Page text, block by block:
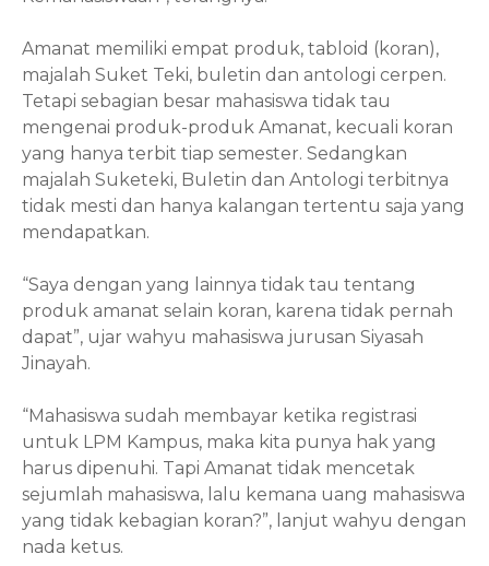
Amanat memiliki empat produk, tabloid (koran),
majalah Suket Teki, buletin dan antologi cerpen.
Tetapi sebagian besar mahasiswa tidak tau
mengenai produk-produk Amanat, kecuali koran
yang hanya terbit tiap semester. Sedangkan
majalah Suketeki, Buletin dan Antologi terbitnya
tidak mesti dan hanya kalangan tertentu saja yang
mendapatkan.
“Saya dengan yang lainnya tidak tau tentang
produk amanat selain koran, karena tidak pernah
dapat”, ujar wahyu mahasiswa jurusan Siyasah
Jinayah.
“Mahasiswa sudah membayar ketika registrasi
untuk LPM Kampus, maka kita punya hak yang
harus dipenuhi. Tapi Amanat tidak mencetak
sejumlah mahasiswa, lalu kemana uang mahasiswa
yang tidak kebagian koran?”, lanjut wahyu dengan
nada ketus.